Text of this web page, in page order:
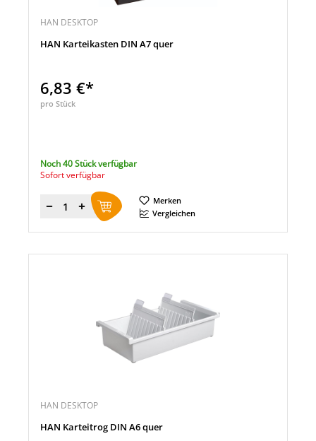
HAN DESKTOP
HAN Karteikasten DIN A7 quer
6,83 €*
pro Stück
Noch 40 Stück verfügbar
Sofort verfügbar
Menge
Merken
Vergleichen
HAN DESKTOP
HAN Karteitrog DIN A6 quer